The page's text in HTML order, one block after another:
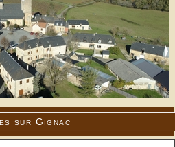
sur Gignac
la chapelle (détail)